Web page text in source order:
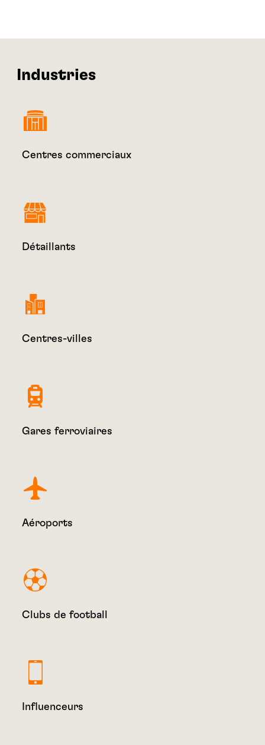
Industries
Centres commerciaux
Détaillants
Centres-villes
Gares ferroviaires
Aéroports
Clubs de football
Influenceurs